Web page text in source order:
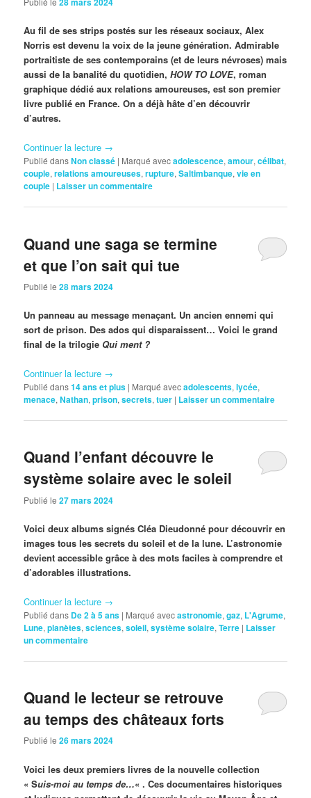
Au fil de ses strips postés sur les réseaux sociaux, Alex
Norris est devenu la voix de la jeune génération. Admirable
portraitiste de ses contemporains (et de leurs névroses) mais
aussi de la banalité du quotidien,HOW TO LOVE, roman
graphique dédié aux relations amoureuses, est son premier
livre publié en France. On a déjà hâte d’en découvrir
d’autres.
Continuer la lecture →
Publié dansNon classé | Marqué avecadolescence,amour,célibat,
couple,relations amoureuses,rupture,Saltimbanque,vie en
couple | Laisser un commentaire
Quand une saga se termine
et que l’on sait qui tue
Publié le28 mars 2024
Un panneau au message menaçant. Un ancien ennemi qui
sort de prison. Des ados qui disparaissent… Voici le grand
final de la trilogie Qui ment ?
Continuer la lecture →
Publié dans14 ans et plus | Marqué avecadolescents,lycée,
menace,Nathan,prison,secrets,tuer | Laisser un commentaire
Quand l’enfant découvre le
système solaire avec le soleil
Publié le27 mars 2024
Voici deux albums signés Cléa Dieudonné pour découvrir en
images tous les secrets du soleil et de la lune. L’astronomie
devient accessible grâce à des mots faciles à comprendre et
d’adorables illustrations.
Continuer la lecture →
Publié dans De 2 à 5 ans | Marqué avecastronomie,gaz, L'Agrume,
Lune,planètes,sciences,soleil,système solaire,Terre | Laisser
un commentaire
Quand le lecteur se retrouve
au temps des châteaux forts
Publié le26 mars 2024
Voici les deux premiers livres de la nouvelle collection
« Suis-moi au temps de…« . Ces documentaires historiques